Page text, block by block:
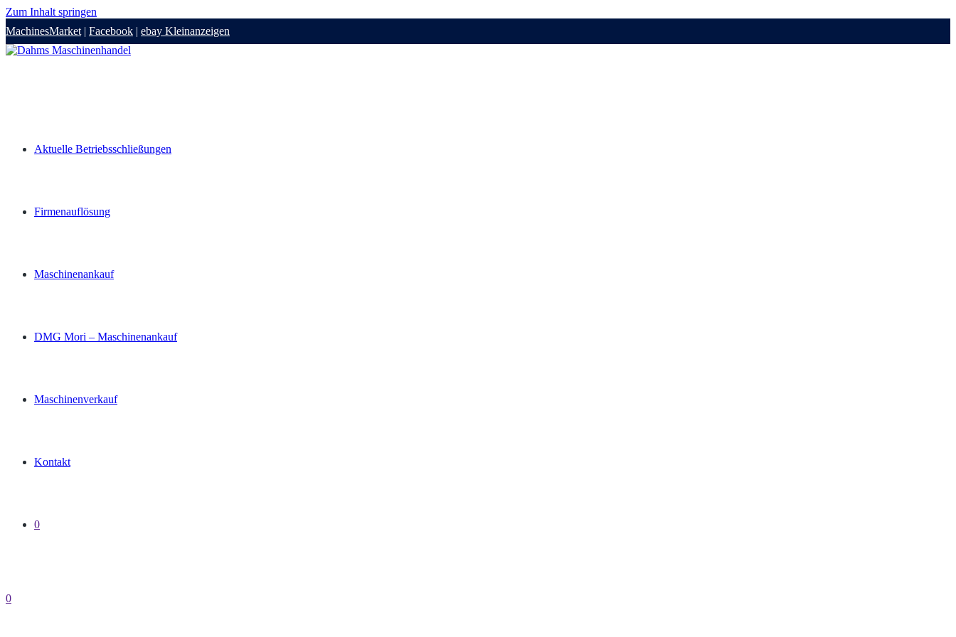
Zum Inhalt springen
MachinesMarket | Facebook | ebay Kleinanzeigen
Aktuelle Betriebsschließungen
Firmenauflösung
Maschinenankauf
DMG Mori – Maschinenankauf
Maschinenverkauf
Kontakt
0
0